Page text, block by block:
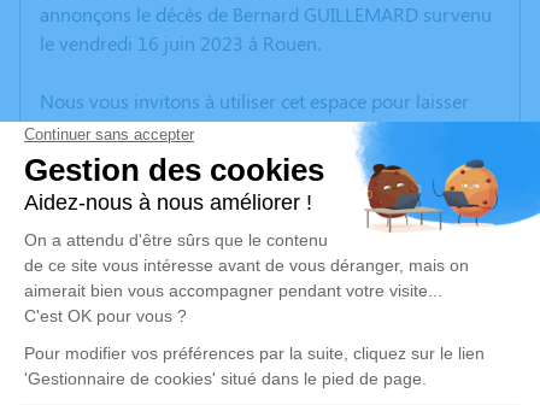
annonçons le décès de Bernard GUILLEMARD survenu
le vendredi 16 juin 2023 à Rouen.
Nous vous invitons à utiliser cet espace pour laisser
vos condoléances, partager des photos souvenirs, une
anecdote ou exprimer vos pensées à travers des
poèmes ou des textes. Cet endroit est un lieu
d'expression dédié à honorer la mémoire de Bernard
GUILLEMARD.
Un service de plantation d’arbre hommage est
disponible ici.
Je rends hommage